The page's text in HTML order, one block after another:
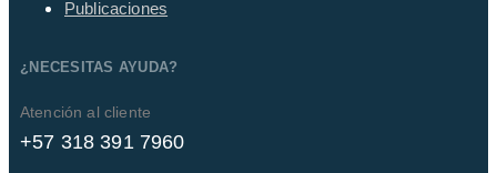
Publicaciones
¿NECESITAS AYUDA?
Atención al cliente
+57 318 391 7960